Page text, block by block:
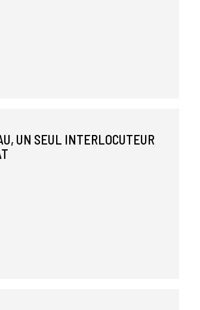
UN SEUL INTERLOCUTEUR